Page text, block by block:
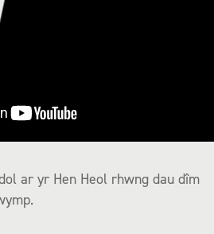
ar yr Hen Heol rhwng dau dîm